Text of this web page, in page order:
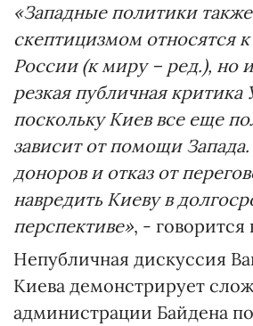
«Западные политики
скептицизмом относятся
России (к миру – ред.), но
резкая публичная критика
поскольку Киев все еще
зависит от помощи
доноров и отказ от
навредить Киеву в
перспективе», - говорится
Непубличная дискуссия
Киева демонстрирует
администрации Байдена